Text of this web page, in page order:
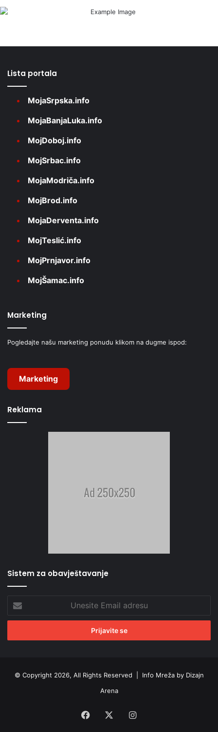
Lista portala
MojaSrpska.info
MojaBanjaLuka.info
MojDoboj.info
MojSrbac.info
MojaModriča.info
MojBrod.info
MojaDerventa.info
MojTeslić.info
MojPrnjavor.info
MojŠamac.info
Marketing
Pogledajte našu marketing ponudu klikom na dugme ispod:
Marketing
Reklama
Sistem za obavještavanje
Email
adresu
© Copyright 2026, All Rights Reserved | Info Mreža by Dizajn
Arena
Facebook Instagram